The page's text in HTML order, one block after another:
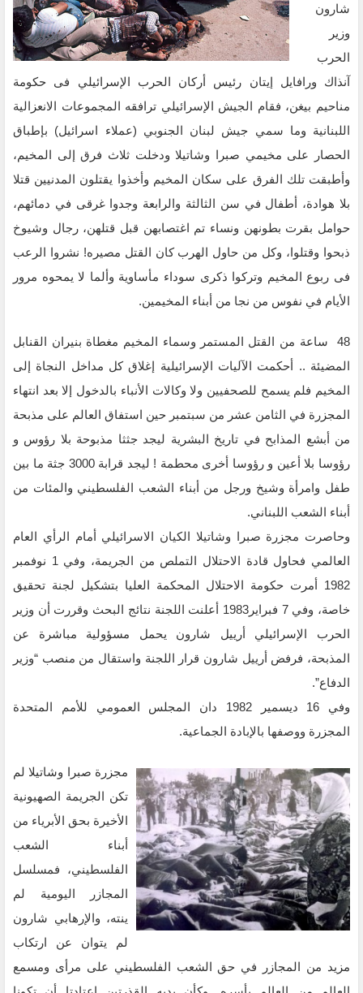
شارون
وزير
الحرب
آنذاك ورافايل إيتان رئيس أركان الحرب الإسرائيلي فى حكومة
مناحيم بيغن، فقام الجيش الإسرائيلي ترافقه المجموعات الانعزالية
اللبنانية وما سمي جيش لبنان الجنوبي (عملاء اسرائيل) بإطباق
الحصار على مخيمي صبرا وشاتيلا ودخلت ثلاث فرق إلى المخيم،
وأطبقت تلك الفرق على سكان المخيم وأخذوا يقتلون المدنيين قتلا
بلا هوادة، أطفال في سن الثالثة والرابعة وجدوا غرقى في دمائهم،
حوامل بقرت بطونهن ونساء تم اغتصابهن قبل قتلهن، رجال وشيوخ
ذبحوا وقتلوا، وكل من حاول الهرب كان القتل مصيره! نشروا الرعب
فى ربوع المخيم وتركوا ذكرى سوداء مأساوية وألما لا يمحوه مرور
الأيام في نفوس من نجا من أبناء المخيمين.
48 ساعة من القتل المستمر وسماء المخيم مغطاة بنيران القنابل
المضيئة .. أحكمت الآليات الإسرائيلية إغلاق كل مداخل النجاة إلى
المخيم فلم يسمح للصحفيين ولا وكالات الأنباء بالدخول إلا بعد انتهاء
المجزرة في الثامن عشر من سبتمبر حين استفاق العالم على مذبحة
من أبشع المذابح في تاريخ البشرية ليجد جثثا مذبوحة بلا رؤوس و
رؤوسا بلا أعين و رؤوسا أخرى محطمة ! ليجد قرابة 3000 جثة ما بين
طفل وامرأة وشيخ ورجل من أبناء الشعب الفلسطيني والمئات من
أبناء الشعب اللبناني.
وحاصرت مجزرة صبرا وشاتيلا الكيان الاسرائيلي أمام الرأي العام
العالمي فحاول قادة الاحتلال التملص من الجريمة، وفي 1 نوفمبر
1982 أمرت حكومة الاحتلال المحكمة العليا بتشكيل لجنة تحقيق
خاصة، وفي 7 فبراير1983 أعلنت اللجنة نتائج البحث وقررت أن وزير
الحرب الإسرائيلي أرييل شارون يحمل مسؤولية مباشرة عن
المذبحة، فرفض أرييل شارون قرار اللجنة واستقال من منصب “وزير
الدفاع”.
وفي 16 ديسمير 1982 دان المجلس العمومي للأمم المتحدة
المجزرة ووصفها بالإبادة الجماعية.
مجزرة صبرا وشاتيلا لم
تكن الجريمة الصهيونية
الأخيرة بحق الأبرياء من
أبناء الشعب
الفلسطيني، فمسلسل
المجازر اليومية لم
ينته، والإرهابي شارون
لم يتوان عن ارتكاب
مزيد من المجازر في حق الشعب الفلسطيني على مرأى ومسمع